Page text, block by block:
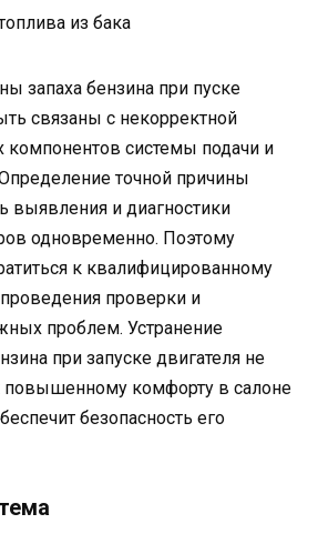
из бака
запаха бензина при пуске
связаны с некорректной
компонентов системы подачи и
точной причины
выявления и диагностики
одновременно. Поэтому
к квалифицированному
проверки и
проблем. Устранение
при запуске двигателя не
повышенному комфорту в салоне
безопасность его